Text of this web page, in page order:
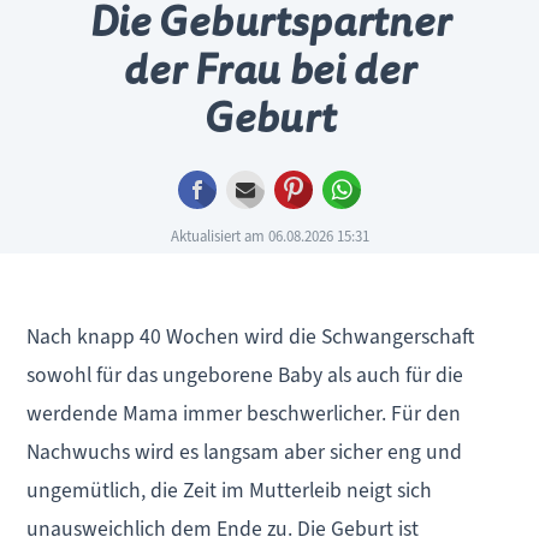
Die Geburtspartner
der Frau bei der
Geburt
Facebook
E-mail Pinterest
Aktualisiert am 06.08.2026 15:31
Nach knapp 40 Wochen wird die Schwangerschaft
sowohl für das ungeborene Baby als auch für die
werdende Mama immer beschwerlicher. Für den
Nachwuchs wird es langsam aber sicher eng und
ungemütlich, die Zeit im Mutterleib neigt sich
unausweichlich dem Ende zu. Die Geburt ist